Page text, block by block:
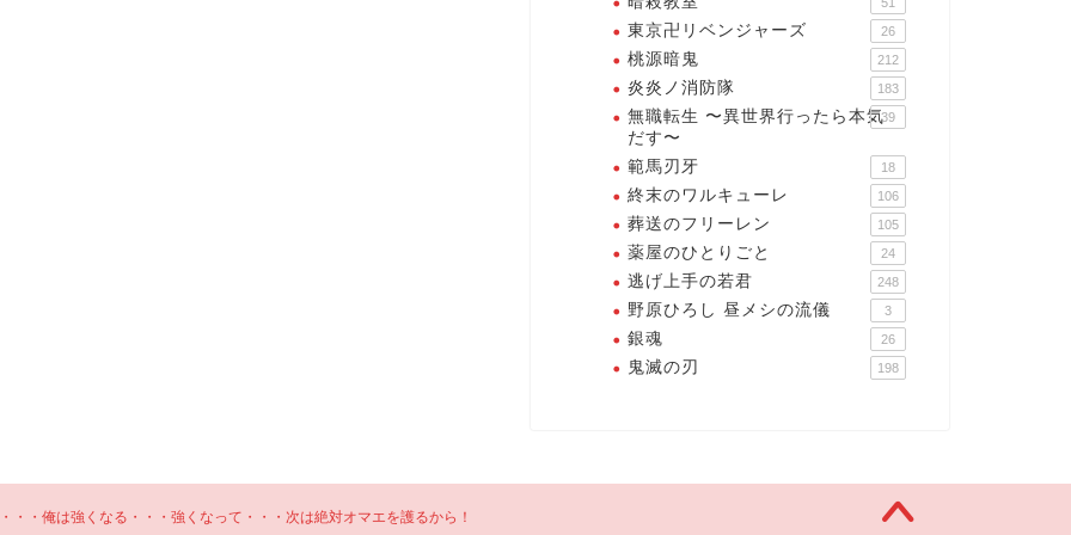
東京卍リベンジャーズ 26
桃源暗鬼 212
炎炎ノ消防隊 183
無職転生 〜異世界行ったら本気
だす〜
39
範馬刃牙 18
終末のワルキューレ 106
葬送のフリーレン 105
薬屋のひとりごと 24
逃げ上手の若君 248
野原ひろし 昼メシの流儀 3
銀魂 26
鬼滅の刃 198
・・俺は強くなる・・・強くなって・・・次は絶対オマエを護るから！